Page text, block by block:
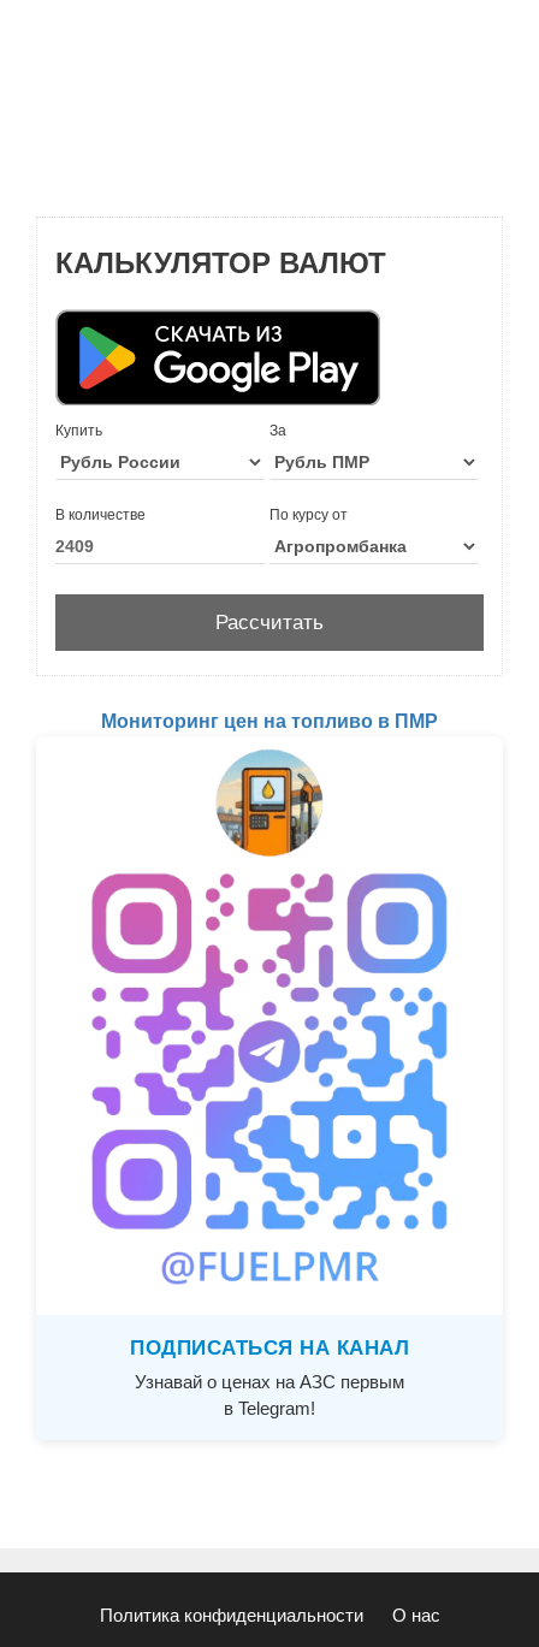
КАЛЬКУЛЯТОР ВАЛЮТ
Купить За
В количестве По курсу от
Мониторинг цен на топливо в ПМР
ПОДПИСАТЬСЯ НА КАНАЛ
Узнавай о ценах на АЗС первым
в Telegram!
Политика конфиденциальности О нас